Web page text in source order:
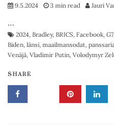
9.5.2024 3 min read Jauri
…
2024, Bradley, BRICS, Facebook, G7
Biden, länsi, maailmansodat,
Venäjä, Vladimir Putin, Volodymyr
SHARE